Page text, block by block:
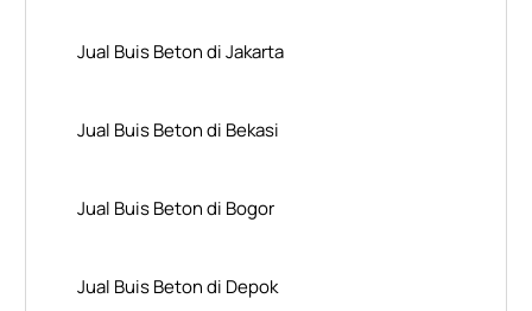
Jual Buis Beton di Jakarta
Jual Buis Beton di Bekasi
Jual Buis Beton di Bogor
Jual Buis Beton di Depok